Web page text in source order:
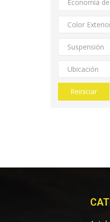
Economía
Color
Suspensión
Ubicación
Reiniciar